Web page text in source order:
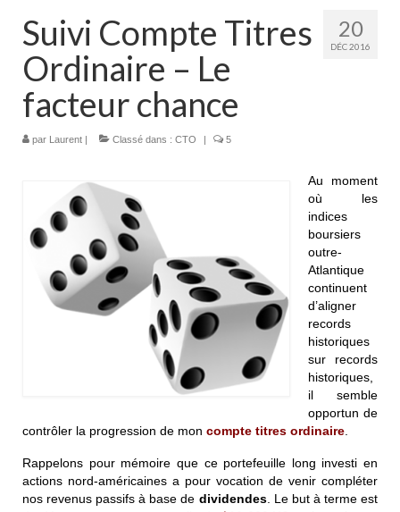
20
DÉC 2016
Suivi Compte Titres
Ordinaire – Le
facteur chance
par Laurent | Classé dans : CTO | 5
Au moment
où les
indices
boursiers
outre-
Atlantique
continuent
d’aligner
records
historiques
sur records
historiques,
il semble
opportun de
contrôler la progression de mon compte titres ordinaire
Rappelons pour mémoire que ce portefeuille long investi en
actions nord-américaines a pour vocation de venir compléter
nos revenus passifs à base de dividendes. Le but à terme est